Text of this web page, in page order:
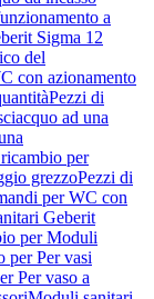
a
Sigma 12
del
con azionamento
Pezzi di
ad una
per
grezzoPezzi di
per WC con
Geberit
per Moduli
per Per vasi
Per vaso a